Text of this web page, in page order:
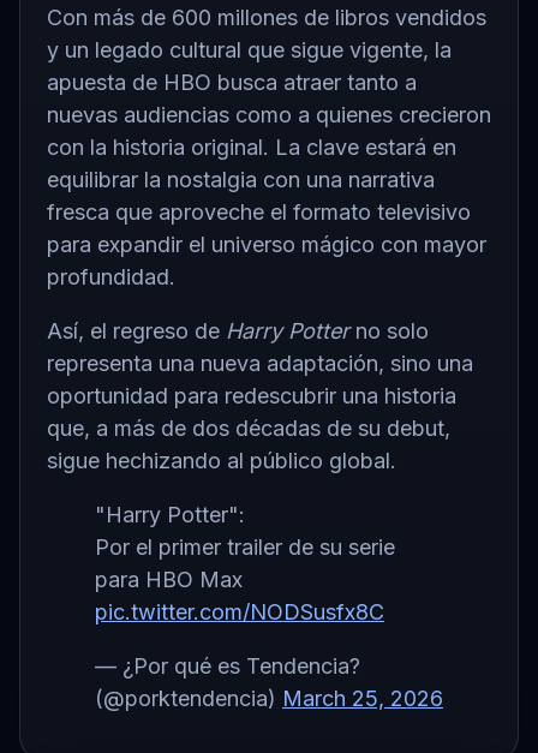
Con más de 600 millones de libros vendidos
y un legado cultural que sigue vigente, la
apuesta de HBO busca atraer tanto a
nuevas audiencias como a quienes crecieron
con la historia original. La clave estará en
equilibrar la nostalgia con una narrativa
fresca que aproveche el formato televisivo
para expandir el universo mágico con mayor
profundidad.
Así, el regreso de Harry Potterno solo
representa una nueva adaptación, sino una
oportunidad para redescubrir una historia
que, a más de dos décadas de su debut,
sigue hechizando al público global.
"Harry Potter":
Por el primer trailer de su serie
para HBO Max
pic.twitter.com/NODSusfx8C
— ¿Por qué es Tendencia?
(@porktendencia) March 25, 2026